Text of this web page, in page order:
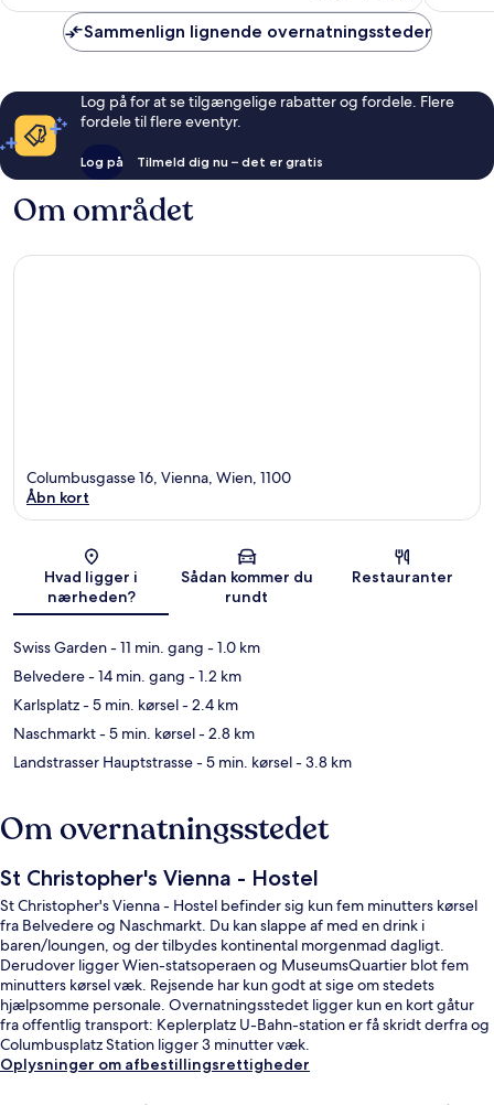
anmeldelser
Sammenlign lignende overnatningssteder
Log på for at se tilgængelige rabatter og fordele. Flere
fordele til flere eventyr.
Log på Tilmeld dig nu – det er gratis
Om området
Kort
Columbusgasse 16, Vienna, Wien, 1100
Åbn kort
Hvad ligger i
nærheden?
Sådan kommer du
rundt
Restauranter
Swiss Garden- 11 min. gang - 1.0 km
Belvedere- 14 min. gang - 1.2 km
Karlsplatz- 5 min. kørsel- 2.4 km
Naschmarkt- 5 min. kørsel- 2.8 km
Landstrasser Hauptstrasse- 5 min. kørsel- 3.8 km
Om overnatningsstedet
St Christopher's Vienna - Hostel
St Christopher's Vienna - Hostel befinder sig kun fem minutters kørsel
fra Belvedere og Naschmarkt. Du kan slappe af med en drink i
baren/loungen, og der tilbydes kontinental morgenmad dagligt.
Derudover ligger Wien-statsoperaen og MuseumsQuartier blot fem
minutters kørsel væk. Rejsende har kun godt at sige om stedets
hjælpsomme personale. Overnatningsstedet ligger kun en kort gåtur
fra offentlig transport: Keplerplatz U-Bahn-station er få skridt derfra og
Columbusplatz Station ligger 3 minutter væk.
Oplysninger om afbestillingsrettigheder